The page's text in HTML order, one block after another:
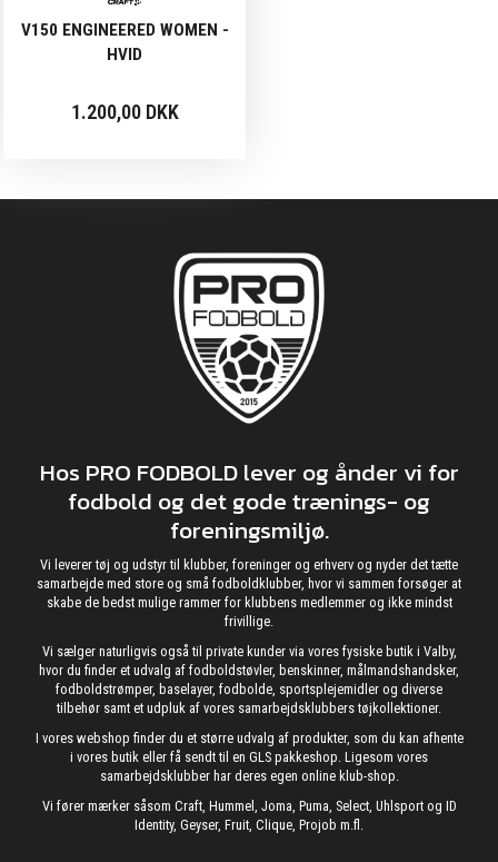
V150 ENGINEERED WOMEN -
HVID
1.200,00 DKK
Hos PRO FODBOLD lever og ånder vi for
fodbold og det gode trænings- og
foreningsmiljø.
Vi leverer tøj og udstyr til klubber, foreninger og erhverv og nyder det tætte
samarbejde med store og små fodboldklubber, hvor vi sammen forsøger at
skabe de bedst mulige rammer for klubbens medlemmer og ikke mindst
frivillige.
Vi sælger naturligvis også til private kunder via vores fysiske butik i Valby,
hvor du finder et udvalg af fodboldstøvler, benskinner, målmandshandsker,
fodboldstrømper, baselayer, fodbolde, sportsplejemidler og diverse
tilbehør samt et udpluk af vores samarbejdsklubbers tøjkollektioner.
I vores webshop finder du et større udvalg af produkter, som du kan afhente
i vores butik eller få sendt til en GLS pakkeshop. Ligesom vores
samarbejdsklubber har deres egen online klub-shop.
Vi fører mærker såsom Craft, Hummel, Joma, Puma, Select, Uhlsport og ID
Identity, Geyser, Fruit, Clique, Projob m.fl.